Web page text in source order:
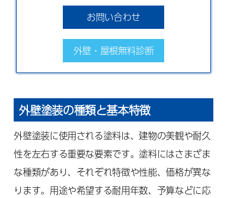
お問い合わせ
外壁・屋根無料診断
外壁塗装の種類と基本特徴
外壁塗装に使用される塗料は、建物の美観や耐久
性を左右する重要な要素です。塗料にはさまざま
な種類があり、それぞれ特徴や性能、価格が異な
ります。用途や希望する耐用年数、予算などに応